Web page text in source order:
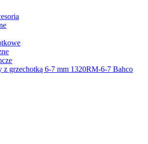
grzechotką 6-7 mm 1320RM-6-7 Bahco